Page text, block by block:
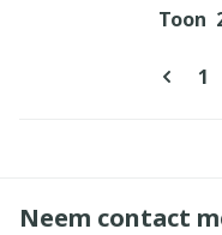
U
1
Toon
Neem contact